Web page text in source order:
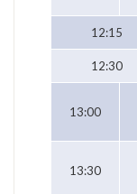
12:15
12:30
13:00
13:30